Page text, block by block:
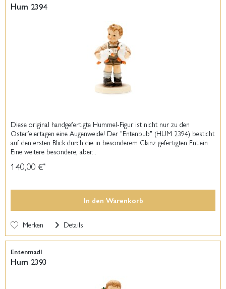
Hum 2394
Diese original handgefertigte Hummel-Figur ist nicht nur zu den
Osterfeiertagen eine Augenweide! Der "Entenbub" (HUM 2394) besticht
auf den ersten Blick durch die in besonderem Glanz gefertigten Entlein.
Eine weitere besondere, aber...
140,00 €*
In den Warenkorb
Merken Details
Entenmadl
Hum 2393